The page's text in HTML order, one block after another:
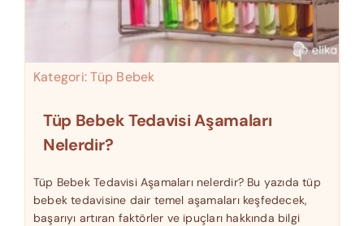
Kategori:Tüp Bebek
Tüp Bebek Tedavisi Aşamaları
Nelerdir?
Tüp Bebek Tedavisi Aşamaları nelerdir? Bu yazıda tüp
bebek tedavisine dair temel aşamaları keşfedecek,
başarıyı artıran faktörler ve ipuçları hakkında bilgi